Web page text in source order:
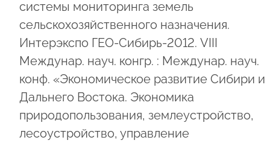
системы мониторинга земель
сельскохозяйственного назначения.
Интерэкспо ГЕО-Сибирь-2012. VIII
Междунар. науч. конгр. : Междунар. науч.
конф. «Экономическое развитие Сибири и
Дальнего Востока. Экономика
природопользования, землеустройство,
лесоустройство, управление